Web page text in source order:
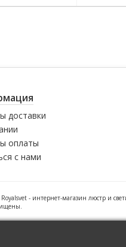
доставки
оплаты
с нами
- интернет-магазин люстр и